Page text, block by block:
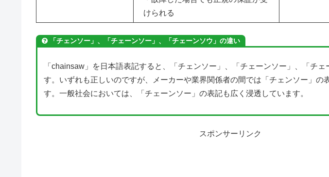
けられる
「チェンソー」、「チェーンソー」、「チェーンソウ」の違い
「chainsaw」を日本語表記すると、「チェンソー」、「チェーンソー」、「チェ
す。いずれも正しいのですが、メーカーや業界関係者の間では「チェンソー」の
す。一般社会においては、「チェーンソー」の表記も広く浸透しています。
スポンサーリンク